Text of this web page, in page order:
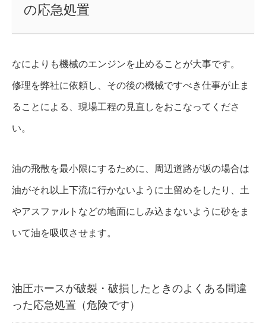
の応急処置
なによりも機械のエンジンを止めることが大事です。
修理を弊社に依頼し、その後の機械ですべき仕事が止ま
ることによる、現場工程の見直しをおこなってくださ
い。
油の飛散を最小限にするために、周辺道路が坂の場合は
油がそれ以上下流に行かないように土留めをしたり、土
やアスファルトなどの地面にしみ込まないように砂をま
いて油を吸収させます。
油圧ホースが破裂・破損したときのよくある間違
った応急処置（危険です）